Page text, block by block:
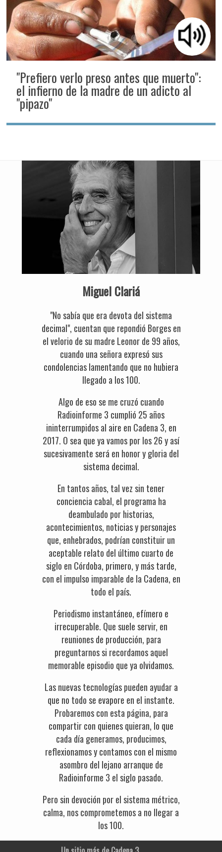
"Prefiero verlo preso antes que muerto":
el infierno de la madre de un adicto al
"pipazo"
Miguel Clariá
"No sabía que era devota del sistema
decimal", cuentan que repondió Borges en
el velorio de su madre Leonor de 99 años,
cuando una señora expresó sus
condolencias lamentando que no hubiera
llegado a los 100.
Algo de eso se me cruzó cuando
Radioinforme 3 cumplió 25 años
ininterrumpidos al aire en Cadena 3, en
2017. O sea que ya vamos por los 26 y así
sucesivamente será en honor y gloria del
sistema decimal.
En tantos años, tal vez sin tener
conciencia cabal, el programa ha
deambulado por historias,
acontecimientos, noticias y personajes
que, enhebrados, podrían constituir un
aceptable relato del último cuarto de
siglo en Córdoba, primero, y más tarde,
con el impulso imparable de la Cadena, en
todo el país.
Periodismo instantáneo, efímero e
irrecuperable. Que suele servir, en
reuniones de producción, para
preguntarnos si recordamos aquel
memorable episodio que ya olvidamos.
Las nuevas tecnologías pueden ayudar a
que no todo se evapore en el instante.
Probaremos con esta página, para
compartir con quienes quieran, lo que
cada día generamos, producimos,
reflexionamos y contamos con el mismo
asombro del lejano arranque de
Radioinforme 3 el siglo pasado.
Pero sin devoción por el sistema métrico,
calma, nos comprometemos a no llegar a
los 100.